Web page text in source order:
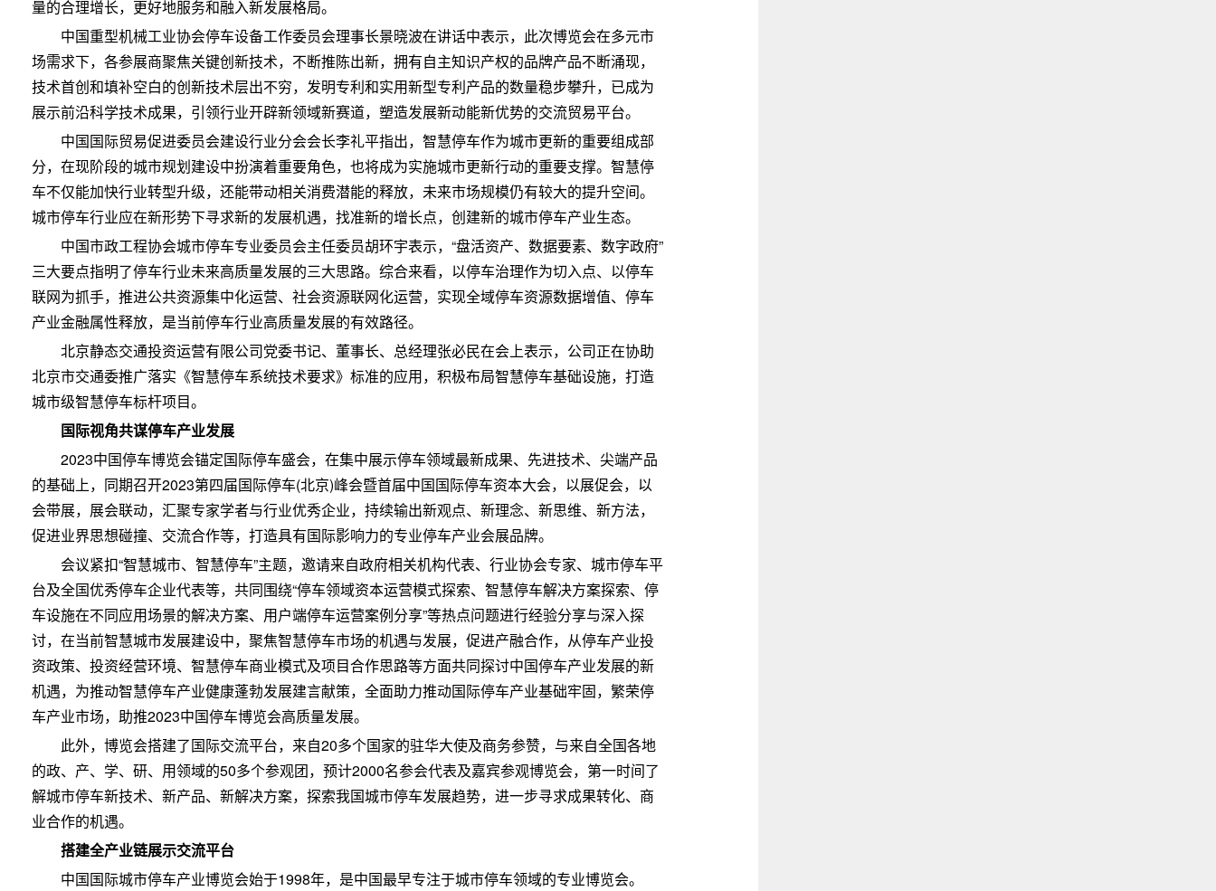
量的合理增长，更好地服务和融入新发展格局。
中国重型机械工业协会停车设备工作委员会理事长景晓波在讲话中表示，此次博览会在多元市
场需求下，各参展商聚焦关键创新技术，不断推陈出新，拥有自主知识产权的品牌产品不断涌现，
技术首创和填补空白的创新技术层出不穷，发明专利和实用新型专利产品的数量稳步攀升，已成为
展示前沿科学技术成果，引领行业开辟新领域新赛道，塑造发展新动能新优势的交流贸易平台。
中国国际贸易促进委员会建设行业分会会长李礼平指出，智慧停车作为城市更新的重要组成部
分，在现阶段的城市规划建设中扮演着重要角色，也将成为实施城市更新行动的重要支撑。智慧停
车不仅能加快行业转型升级，还能带动相关消费潜能的释放，未来市场规模仍有较大的提升空间。
城市停车行业应在新形势下寻求新的发展机遇，找准新的增长点，创建新的城市停车产业生态。
中国市政工程协会城市停车专业委员会主任委员胡环宇表示，“盘活资产、数据要素、数字政府”
三大要点指明了停车行业未来高质量发展的三大思路。综合来看，以停车治理作为切入点、以停车
联网为抓手，推进公共资源集中化运营、社会资源联网化运营，实现全域停车资源数据增值、停车
产业金融属性释放，是当前停车行业高质量发展的有效路径。
北京静态交通投资运营有限公司党委书记、董事长、总经理张必民在会上表示，公司正在协助
北京市交通委推广落实《智慧停车系统技术要求》标准的应用，积极布局智慧停车基础设施，打造
城市级智慧停车标杆项目。
国际视角共谋停车产业发展
2023中国停车博览会锚定国际停车盛会，在集中展示停车领域最新成果、先进技术、尖端产品
的基础上，同期召开2023第四届国际停车(北京)峰会暨首届中国国际停车资本大会，以展促会，以
会带展，展会联动，汇聚专家学者与行业优秀企业，持续输出新观点、新理念、新思维、新方法，
促进业界思想碰撞、交流合作等，打造具有国际影响力的专业停车产业会展品牌。
会议紧扣“智慧城市、智慧停车”主题，邀请来自政府相关机构代表、行业协会专家、城市停车平
台及全国优秀停车企业代表等，共同围绕“停车领域资本运营模式探索、智慧停车解决方案探索、停
车设施在不同应用场景的解决方案、用户端停车运营案例分享”等热点问题进行经验分享与深入探
讨，在当前智慧城市发展建设中，聚焦智慧停车市场的机遇与发展，促进产融合作，从停车产业投
资政策、投资经营环境、智慧停车商业模式及项目合作思路等方面共同探讨中国停车产业发展的新
机遇，为推动智慧停车产业健康蓬勃发展建言献策，全面助力推动国际停车产业基础牢固，繁荣停
车产业市场，助推2023中国停车博览会高质量发展。
此外，博览会搭建了国际交流平台，来自20多个国家的驻华大使及商务参赞，与来自全国各地
的政、产、学、研、用领域的50多个参观团，预计2000名参会代表及嘉宾参观博览会，第一时间了
解城市停车新技术、新产品、新解决方案，探索我国城市停车发展趋势，进一步寻求成果转化、商
业合作的机遇。
搭建全产业链展示交流平台
中国国际城市停车产业博览会始于1998年，是中国最早专注于城市停车领域的专业博览会。